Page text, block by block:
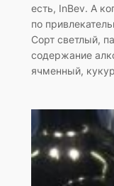
есть, InBev. А
по
Сорт светлый,
содержание
ячменный,